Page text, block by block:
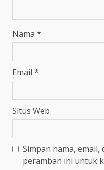
Nama *
Email *
Situs Web
Simpan nama, email,
peramban ini untuk